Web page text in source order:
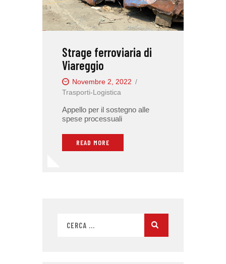
Strage ferroviaria di
Viareggio
Novembre 2, 2022
Trasporti-Logistica
Appello per il sostegno alle
spese processuali
READ MORE